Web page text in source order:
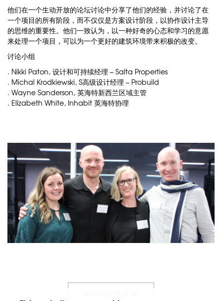
他们在一个生动开放的论坛讨论中分享了他们的经验，并讨论了在
一个项目的所有阶段，而不仅仅是方案设计阶段，以协作设计主导
的思维的重要性。他们一致认为，以一种好奇的心态和学习的意愿
来处理一个项目，可以为一个更好的建筑环境带来积极的改变。
讨论小组
. Nikki Paton, 设计和可持续经理 – Salta Properties
. Michal Krodkiewski, S高级设计经理 – Probuild
. Wayne Sanderson, 英海特新西兰区域主管
. Elizabeth White, Inhabit 英海特协理